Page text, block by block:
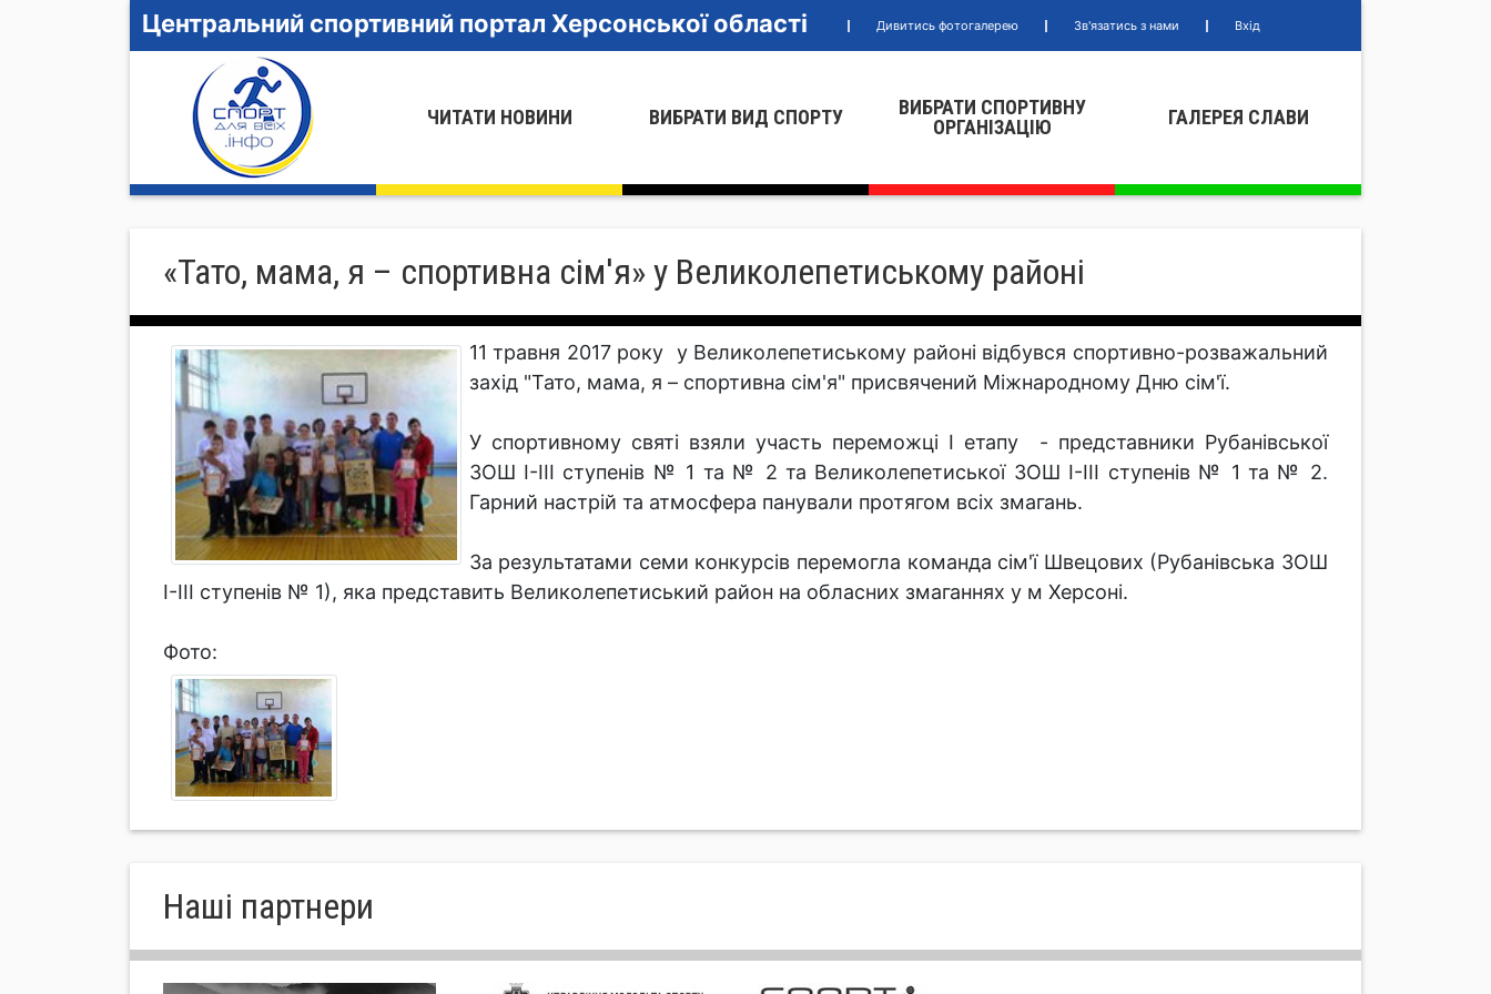
Центральний спортивний портал Херсонської області Дивитись фотогалерею Зв'язатись з нами Вхід
ЧИТАТИ НОВИНИ ВИБРАТИ ВИД СПОРТУ
ВИБРАТИ СПОРТИВНУ
ОРГАНIЗАЦIЮ
ГАЛЕРЕЯ СЛАВИ
«Тато, мама, я – спортивна сім'я» у Великолепетиському районі
11 травня 2017 року у Великолепетиському районі відбувся спортивно-розважальний
захід "Тато, мама, я – спортивна сім'я" присвячений Міжнародному Дню сім'ї.
У спортивному святі взяли участь переможці І етапу - представники Рубанівської
ЗОШ І-ІІІ ступенів № 1 та № 2 та Великолепетиської ЗОШ І-ІІІ ступенів № 1 та № 2.
Гарний настрій та атмосфера панували протягом всіх змагань.
За результатами семи конкурсів перемогла команда сім'ї Швецових (Рубанівська ЗОШ
І-ІІІ ступенів № 1), яка представить Великолепетиський район на обласних змаганнях у м Херсоні.
Фото:
Нашi партнери